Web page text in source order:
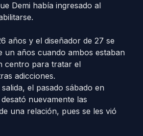
Demi había ingresado al
años y el diseñador de 27 se
un años cuando ambos estaban
centro para tratar el
adicciones.
el pasado sábado en
nuevamente las
una relación, pues se les vió